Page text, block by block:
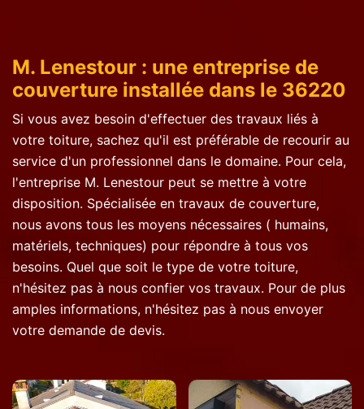
M. Lenestour : une entreprise de
couverture installée dans le 36220
Si vous avez besoin d'effectuer des travaux liés à
votre toiture, sachez qu'il est préférable de recourir au
service d'un professionnel dans le domaine. Pour cela,
l'entreprise M. Lenestour peut se mettre à votre
disposition. Spécialisée en travaux de couverture,
nous avons tous les moyens nécessaires ( humains,
matériels, techniques) pour répondre à tous vos
besoins. Quel que soit le type de votre toiture,
n'hésitez pas à nous confier vos travaux. Pour de plus
amples informations, n'hésitez pas à nous envoyer
votre demande de devis.